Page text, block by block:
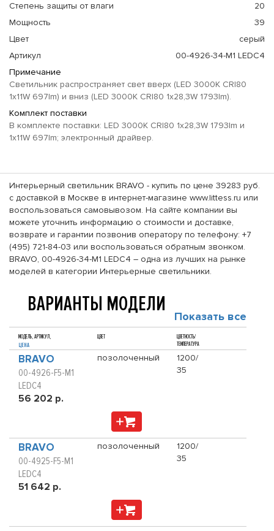
Степень защиты от влаги
20
Мощность
39
Цвет
серый
Артикул
00-4926-34-M1 LEDC4
Примечание
Светильник распространяет свет вверх (LED 3000K CRI80
1x11W 697lm) и вниз (LED 3000K CRI80 1x28,3W 1793lm).
Комплект поставки
В комплекте поставки: LED 3000K CRI80 1x28,3W 1793lm и
1x11W 697lm; электронный драйвер.
Интерьерный светильник BRAVO - купить по цене 39283 руб.
с доставкой в Москве в интернет-магазине www.littess.ru или
воспользоваться самовывозом. На сайте компании вы
можете уточнить информацию о стоимости и доставке,
возврате и гарантии позвонив оператору по телефону: +7
(495) 721-84-03 или воспользоваться обратным звонком.
BRAVO, 00-4926-34-M1 LEDC4 – одна из лучших на рынке
моделей в категории Интерьерные светильники.
ВАРИАНТЫ МОДЕЛИ Показать все
МОДЕЛЬ, АРТИКУЛ,
ЦЕНА
ЦВЕТ
ЦВЕТНОСТЬ/
ТЕМПЕРАТУРА
BRAVO
00-4926-F5-M1
LEDC4
56 202 р.
позолоченный
1200/
35
BRAVO
00-4925-F5-M1
LEDC4
51 642 р.
позолоченный
1200/
35